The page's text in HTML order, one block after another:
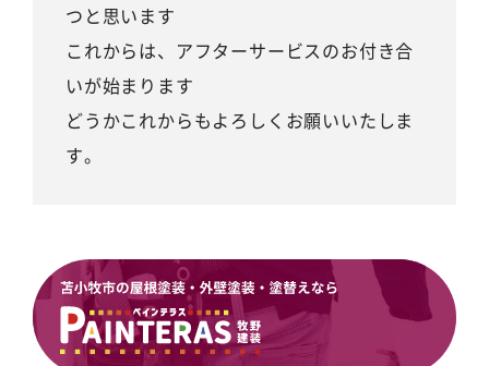
つと思います
これからは、アフターサービスのお付き合
いが始まります
どうかこれからもよろしくお願いいたしま
す。